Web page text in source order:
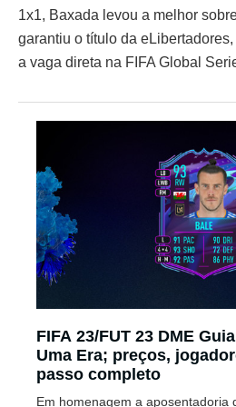
1x1, Baxada levou a melhor
garantiu o título da
a vaga direta na FIFA Global
FIFA 23/FUT 23 DME
Uma Era; preços,
passo completo
Em homenagem a aposentadoria